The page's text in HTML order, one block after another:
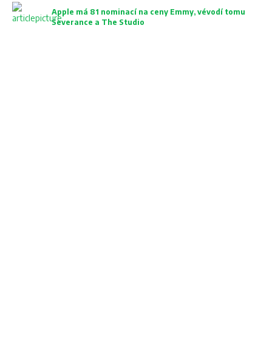
Apple má 81 nominací na ceny Emmy, vévodí tomu
Severance a The Studio